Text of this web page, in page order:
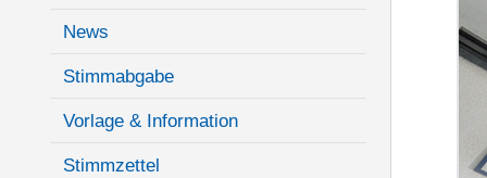
News
Stimmabgabe
Vorlage & Information
Stimmzettel